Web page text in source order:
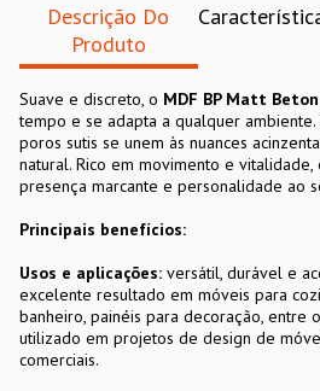
Descrição Do
Produto
Suave e discreto, o MDF BP Matt
tempo e se adapta a qualquer ambiente.
poros sutis se unem às nuances
natural. Rico em movimento e
presença marcante e personalidade ao
Principais benefícios:
Usos e aplicações: versátil, durável e
excelente resultado em móveis para
banheiro, painéis para decoração, entre
utilizado em projetos de design de
comerciais.